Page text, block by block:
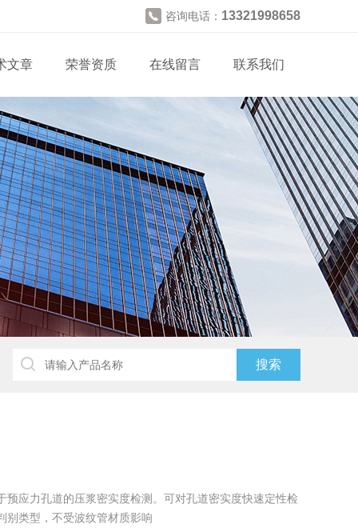
咨询电话： 13321998658
文章 荣誉资质 在线留言 联系我们
预应力孔道的压浆密实度检测。可对孔道密实度快速定性检
别类型，不受波纹管材质影响